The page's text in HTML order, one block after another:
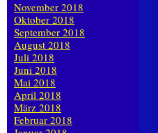
November 2018
Oktober 2018
September 2018
August 2018
Juli 2018
Juni 2018
Mai 2018
April 2018
März 2018
Februar 2018